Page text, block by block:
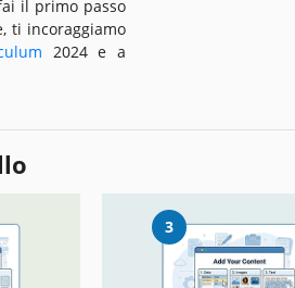
il primo passo
ti incoraggiamo
2024 e a
3